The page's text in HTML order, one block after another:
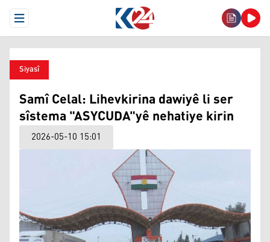
Open Menu
Siyasî
Samî Celal: Lihevkirina dawiyê li ser
sîstema "ASYCUDA"yê nehatiye kirin
2026-05-10 15:01